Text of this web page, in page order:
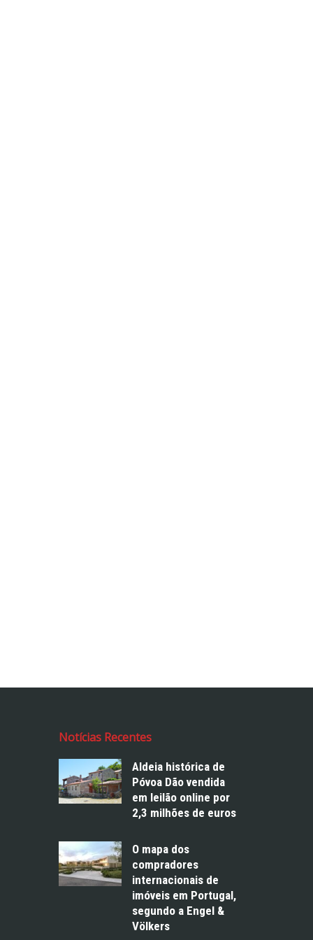
Notícias Recentes
Aldeia histórica de
Póvoa Dão vendida
em leilão online por
2,3 milhões de euros
O mapa dos
compradores
internacionais de
imóveis em Portugal,
segundo a Engel &
Völkers